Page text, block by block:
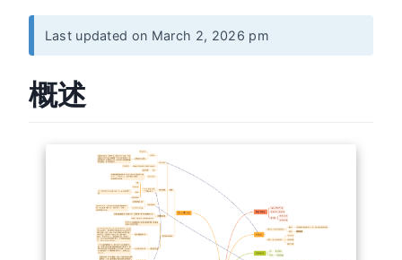
Last updated on March 2, 2026 pm
概述